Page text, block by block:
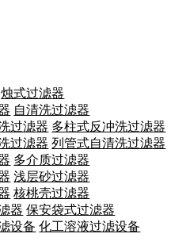
烛式过滤器
自清洗过滤器
多柱式反冲洗过滤器
列管式自清洗过滤器
多介质过滤器
浅层砂过滤器
核桃壳过滤器
保安袋式过滤器
化工溶液过滤设备